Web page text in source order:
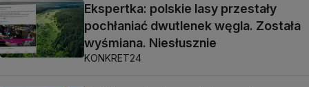
Ekspertka: polskie lasy przestały
pochłaniać dwutlenek węgla. Została
wyśmiana. Niesłusznie
KONKRET24